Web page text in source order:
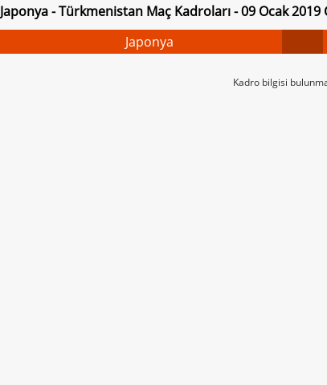
Japonya - Türkmenistan Maç Kadroları - 09 Ocak 2019
Japonya
Kadro bilgisi